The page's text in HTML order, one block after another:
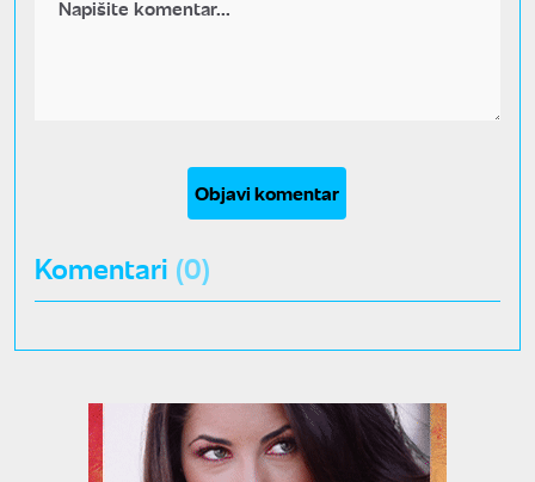
Objavi komentar
Komentari (0)